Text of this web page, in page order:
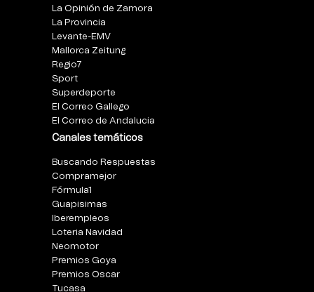
La Opinión de Zamora
La Provincia
Levante-EMV
Mallorca Zeitung
Regio7
Sport
Superdeporte
El Correo Gallego
El Correo de Andalucia
Canales temáticos
Buscando Respuestas
Compramejor
Fórmula1
Guapisimas
Iberempleos
Loteria Navidad
Neomotor
Premios Goya
Premios Oscar
Tucasa